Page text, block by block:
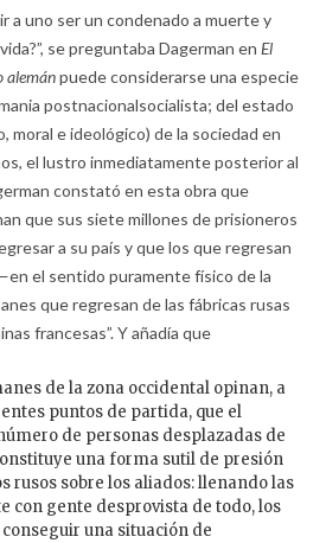
a uno ser un condenado a muerte y
se preguntaba Dagerman en El
alemánpuede considerarse una especie
postnacionalsocialista; del estado
moral e ideológico) de la sociedad en
el lustro inmediatamente posterior al
constató en esta obra que
que sus siete millones de prisioneros
a su país y que los que regresan
el sentido puramente físico de la
que regresan de las fábricas rusas
francesas”. Y añadía que
de la zona occidental opinan, a
puntos de partida, que el
de personas desplazadas de
una forma sutil de presión
rusos sobre los aliados: llenando las
con gente desprovista de todo, los
una situación de